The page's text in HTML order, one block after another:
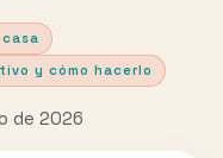
y cómo hacerlo
de 2026